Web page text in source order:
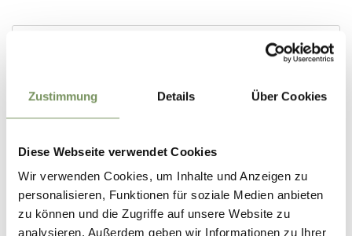
Zustimmung Details Über Cookies
Diese Webseite verwendet Cookies
Wir verwenden Cookies, um Inhalte und Anzeigen zu
personalisieren, Funktionen für soziale Medien anbieten
zu können und die Zugriffe auf unsere Website zu
analysieren. Außerdem geben wir Informationen zu Ihrer